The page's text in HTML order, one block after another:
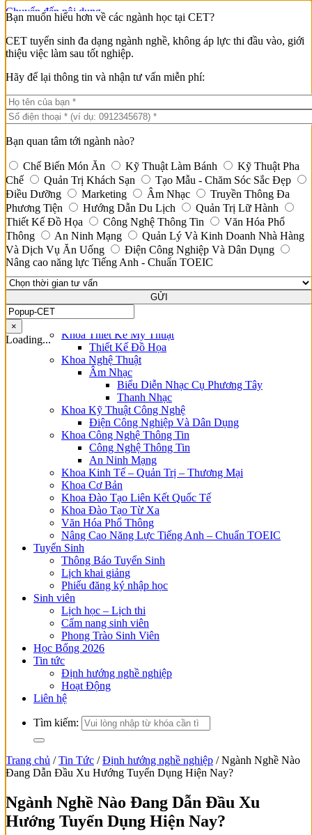
Bạn muốn hiểu hơn về các ngành học tại CET?
CET tuyển sinh đa dạng ngành nghề, không áp lực thi đầu vào, giới
thiệu việc làm sau tốt nghiệp.
Hãy để lại thông tin và nhận tư vấn miễn phí:
Bạn quan tâm tới ngành nào?
Chế Biến Món Ăn Kỹ Thuật Làm Bánh
Kỹ Thuật Pha
Chế
Quản Trị Khách Sạn
Tạo Mẫu - Chăm Sóc Sắc Đẹp
Điều Dưỡng
Marketing Âm Nhạc
Truyền Thông Đa
Phương Tiện
Hướng Dẫn Du Lịch
Quản Trị Lữ Hành
Thiết Kế Đồ Họa
Công Nghệ Thông Tin
Văn Hóa Phổ
Thông
An Ninh Mạng
Quản Lý Và Kinh Doanh Nhà Hàng
Và Dịch Vụ Ăn Uống
Điện Công Nghiệp Và Dân Dụng
Nâng cao năng lực Tiếng Anh - Chuẩn TOEIC
GỬI
×
Loading...
Chuyển đến nội dung
TRƯỜNG TRUNG CẤP KINH TẾ - DU LỊCH
HỒ CHÍ MINH
1800 6552
Email: info@cet.edu.vn
Tìm kiếm:
Trang chủ
Giới thiệu
Cơ sở vật chất
Giá trị bằng cấp
Đào tạo
Khoa Du Lịch – Nhà Hàng – Khách Sạn
Kỹ Thuật Chế Biến Món Ăn
Kỹ Thuật Làm Bánh
Kỹ Thuật Pha Chế Đồ Uống
Quản Trị Khách Sạn
Quản Lý Kinh Doanh Nhà Hàng Và Dịch Vụ
Ăn Uống
Hướng Dẫn Du Lịch
Quản Trị Lữ Hành
Khoa Marketing – Truyền Thông
Truyền Thông Đa Phương Tiện
Marketing
Khoa Chăm Sóc Sức Khỏe Và Sắc Đẹp
Điều Dưỡng
Khoa Thiết Kế Mỹ Thuật
Thiết Kế Đồ Họa
Khoa Nghệ Thuật
Âm Nhạc
Biểu Diễn Nhạc Cụ Phương Tây
Thanh Nhạc
Khoa Kỹ Thuật Công Nghệ
Điện Công Nghiệp Và Dân Dụng
Khoa Công Nghệ Thông Tin
Công Nghệ Thông Tin
An Ninh Mạng
Khoa Kinh Tế – Quản Trị – Thương Mại
Khoa Cơ Bản
Khoa Đào Tạo Liên Kết Quốc Tế
Khoa Đào Tạo Từ Xa
Văn Hóa Phổ Thông
Nâng Cao Năng Lực Tiếng Anh – Chuẩn TOEIC
Tuyển Sinh
Thông Báo Tuyển Sinh
Lịch khai giảng
Phiếu đăng ký nhập học
Sinh viên
Lịch học – Lịch thi
Cẩm nang sinh viên
Phong Trào Sinh Viên
Học Bổng 2026
Tin tức
Định hướng nghề nghiệp
Hoạt Động
Liên hệ
Tìm kiếm:
Trang chủ / Tin Tức / Định hướng nghề nghiệp / Ngành Nghề Nào
Đang Dẫn Đầu Xu Hướng Tuyển Dụng Hiện Nay?
Ngành Nghề Nào Đang Dẫn Đầu Xu
Hướng Tuyển Dụng Hiện Nay?